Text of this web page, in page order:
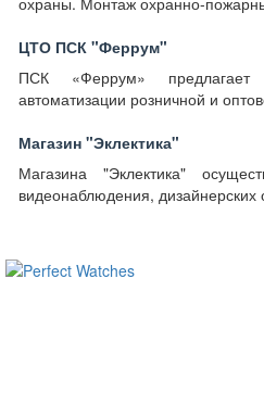
ЦТО ПСК "Феррум"
ПСК «Феррум»
автоматизации розничной и
Магазин "Эклектика"
Магазина "Эклектика"
видеонаблюдения,